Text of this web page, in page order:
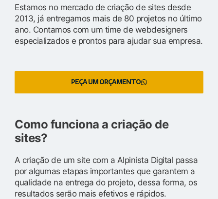
Estamos no mercado de criação de sites desde
2013, já entregamos mais de 80 projetos no último
ano. Contamos com um time de webdesigners
especializados e prontos para ajudar sua empresa.
PEÇA UM ORÇAMENTO
Como funciona a criação de
sites?
A criação de um site com a Alpinista Digital passa
por algumas etapas importantes que garantem a
qualidade na entrega do projeto, dessa forma, os
resultados serão mais efetivos e rápidos.